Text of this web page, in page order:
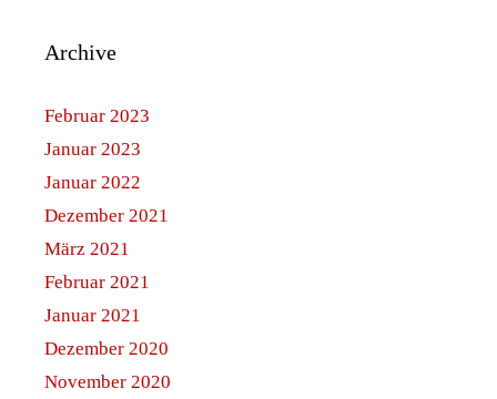
Archive
Februar 2023
Januar 2023
Januar 2022
Dezember 2021
März 2021
Februar 2021
Januar 2021
Dezember 2020
November 2020